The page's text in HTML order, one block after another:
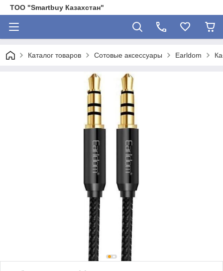
ТОО "Smartbuy Казахстан"
Каталог товаров Сотовые аксессуары Earldom